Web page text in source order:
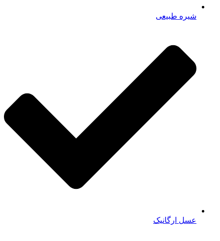
شیره طبیعی
عسل ارگانیک